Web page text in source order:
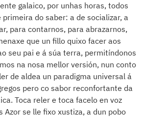
galaico, por unhas horas, todos
do saber: a de socializar, a
para contarnos, para abrazarnos,
que un fillo quixo facer aos
seu pai e á súa terra, permitíndonos
na nosa mellor versión, nun conto
de aldea un paradigma universal á
pero co sabor reconfortante da
Toca reler e toca facelo en voz
Azor se lle fixo xustiza, a dun pobo